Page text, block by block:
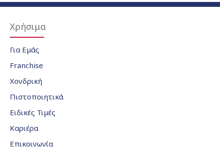
Χρήσιμα
Για Εμάς
Franchise
Χονδρική
Πιστοποιητικά
Ειδικές Τιμές
Καριέρα
Επικοινωνία